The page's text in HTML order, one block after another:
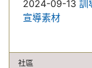
2024-09-13 訓
宣導素材
社區